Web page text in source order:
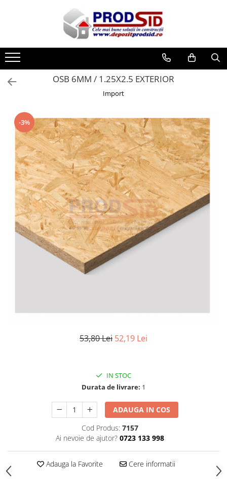
Toate Produsele
Materiale pentru construcții
Ciment și adezivi
Adezivi
Ciment, Mortar, Tinci, Nisip, Var
Glet, Ipsos
Tencuieli
Cuie și sârmă
Cuie construcții
Sârmă ghimpată
Sârmă laminată (tip NATO)
Sârmă neagră
Sârmă zincată
Elemente de placare
Accesorii gips carton
Plăci gips carton
Blocuri ceramice cu găuri
Materiale pentru termoizolații
Colțare și plasă de armare
Plasă de armare pentru fațade
Polistiren expandat
Polistiren extrudat
Vată bazaltică
OSB 6MM / 1.25X2.5 EXTERIOR
Import
-3%
53,80 Lei 52,19 Lei
IN STOC
Durata de livrare: 1
ADAUGA IN COS
Cod Produs: 7157
Ai nevoie de ajutor? 0723 133 998
Adauga la Favorite Cere informatii